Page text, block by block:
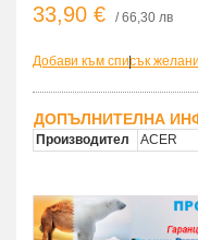
33,90 € / 66,30 лв
Добави към списък желани
|
ДОПЪЛНИТЕЛНА
Производител ACER